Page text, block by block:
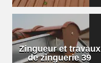
Zingueur et travaux
de zinguerie 39